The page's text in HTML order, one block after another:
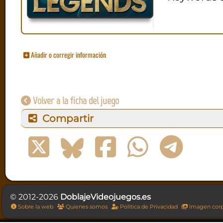
Añadir o corregir información
Volver a la ficha del juego
Compartir
© 2012-2026 DoblajeVideojuegos.es
Sobre la web Quienes somos Política de Privacidad Imagen